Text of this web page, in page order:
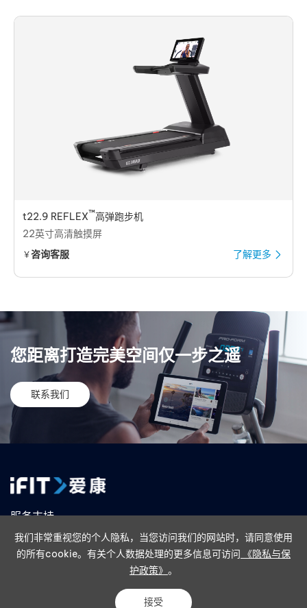
我们非常重视您的个人隐私，当您访问我们的网站时，请同意使用
的所有cookie。有关个人数据处理的更多信息可访问 《隐私与保
护政策》 。
接受
t22.9 REFLEX™高弹跑步机
22英寸高清触摸屏
￥咨询客服 了解更多
您距离打造完美空间仅一步之遥
联系我们
服务支持
售后政策 联系我们 在线购买 线下门店
Copyright ©2024 IFIT Inc. All Rights Reserved. 版权所有 诺迪克健身器材